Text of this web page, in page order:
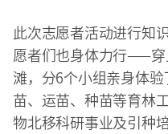
此次志愿者活动进行知
愿者们也身体力行——
滩，分6个小组亲身体
苗、运苗、种苗等育林
物北移科研事业及引种